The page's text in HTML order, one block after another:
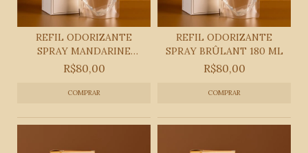
REFIL ODORIZANTE
SPRAY MANDARINE
ROUGE 1...
R$80,00
REFIL ODORIZANTE
SPRAY BRÛLANT 180 ML
R$80,00